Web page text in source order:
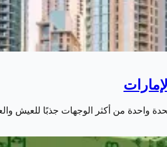
واحدة من أكثر الوجهات جذبًا للعيش